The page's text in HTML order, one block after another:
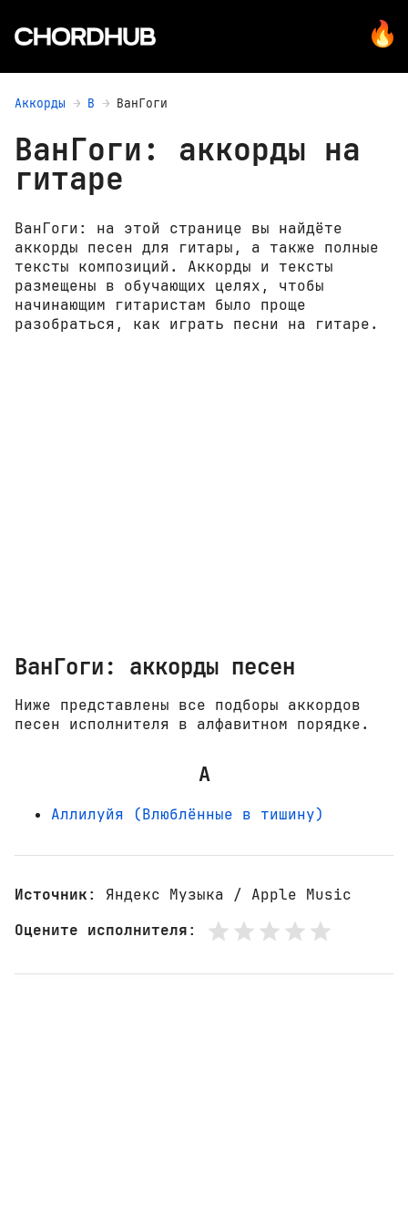
Аккорды В ВанГоги
ВанГоги: аккорды на
гитаре
ВанГоги: на этой странице вы найдёте
аккорды песен для гитары, а также полные
тексты композиций. Аккорды и тексты
размещены в обучающих целях, чтобы
начинающим гитаристам было проще
разобраться, как играть песни на гитаре.
ВанГоги: аккорды песен
Ниже представлены все подборы аккордов
песен исполнителя в алфавитном порядке.
А
Аллилуйя (Влюблённые в тишину)
Источник: Яндекс Музыка / Apple Music
Оцените исполнителя: